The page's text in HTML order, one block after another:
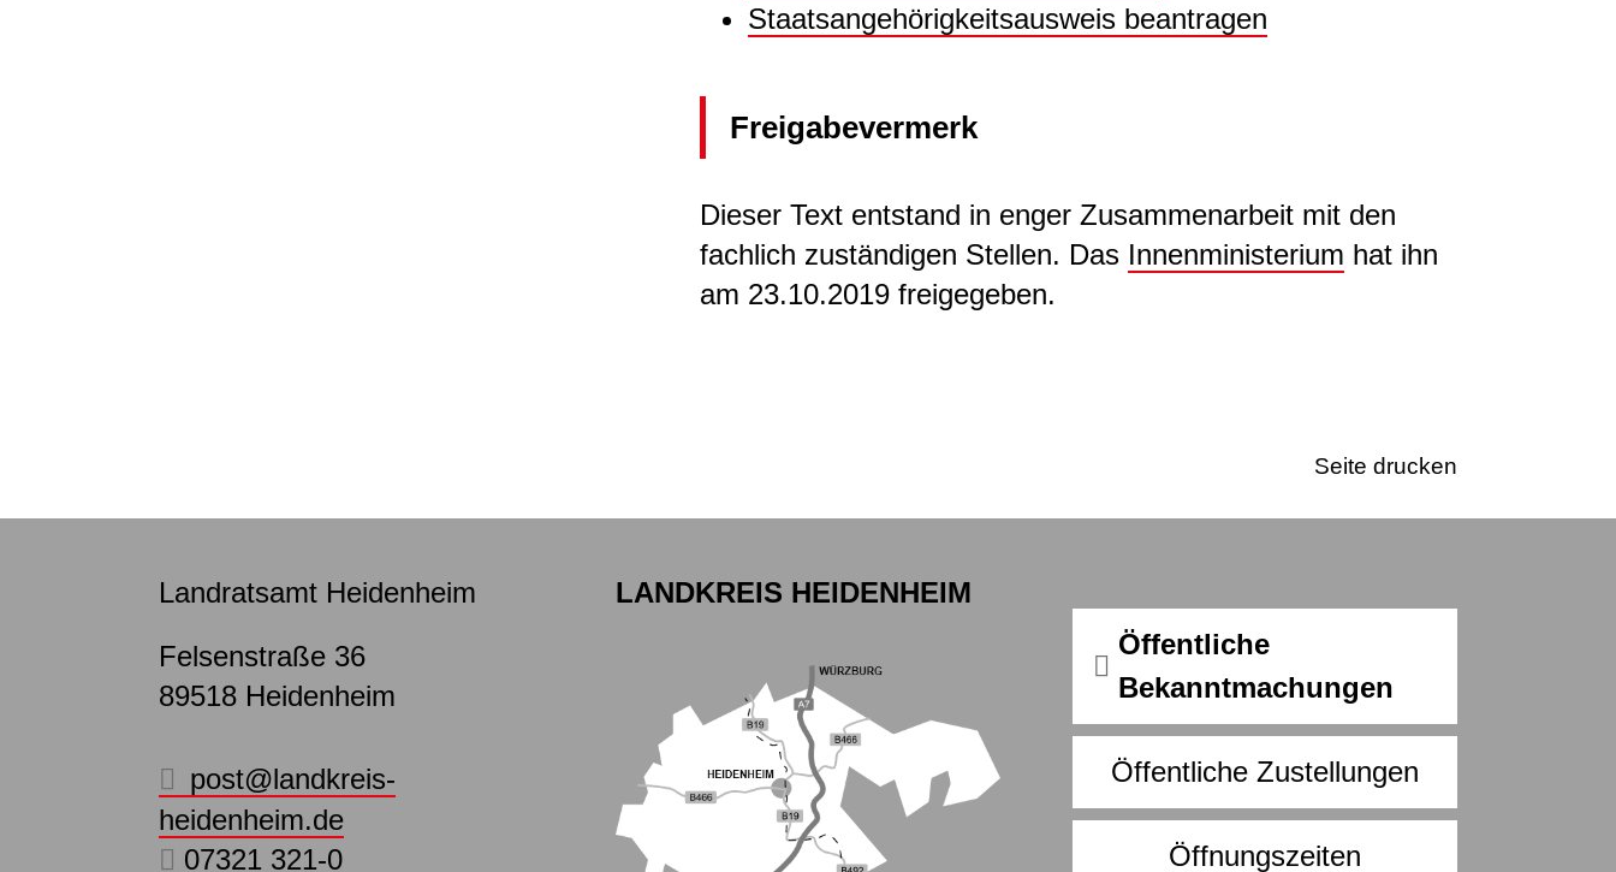
Staatsangehörigkeitsausweis beantragen
Freigabevermerk
Dieser Text entstand in enger Zusammenarbeit mit den
fachlich zuständigen Stellen. Das Innenministerium hat ihn
am 23.10.2019 freigegeben.
Seite drucken
Landratsamt Heidenheim
Felsenstraße 36
89518 Heidenheim
post@landkreis-
heidenheim.de
07321 321-0
LANDKREIS HEIDENHEIM
Öffentliche
Bekanntmachungen
Öffentliche Zustellungen
Öffnungszeiten